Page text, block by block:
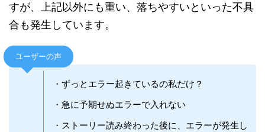
すが、上記以外にも重い、落ちやすいといった不具
合も発生しています。
ユーザーの声
・ずっとエラー起きているの私だけ？
・急に予期せぬエラーで入れない
・ストーリー読み終わった後に、エラーが発生し